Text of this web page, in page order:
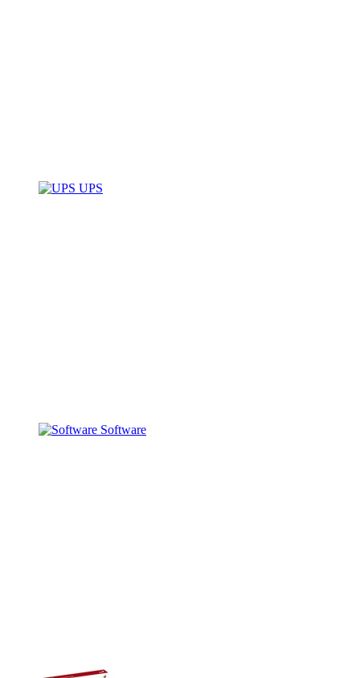
UPS
Software